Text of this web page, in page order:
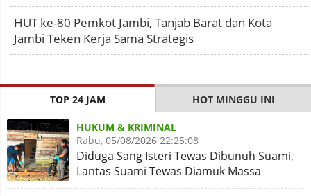
HUT ke-80 Pemkot Jambi, Tanjab Barat dan Kota
Jambi Teken Kerja Sama Strategis
TOP 24 JAM HOT MINGGU INI
HUKUM & KRIMINAL
Rabu, 05/08/2026 22:25:08
Diduga Sang Isteri Tewas Dibunuh Suami,
Lantas Suami Tewas Diamuk Massa